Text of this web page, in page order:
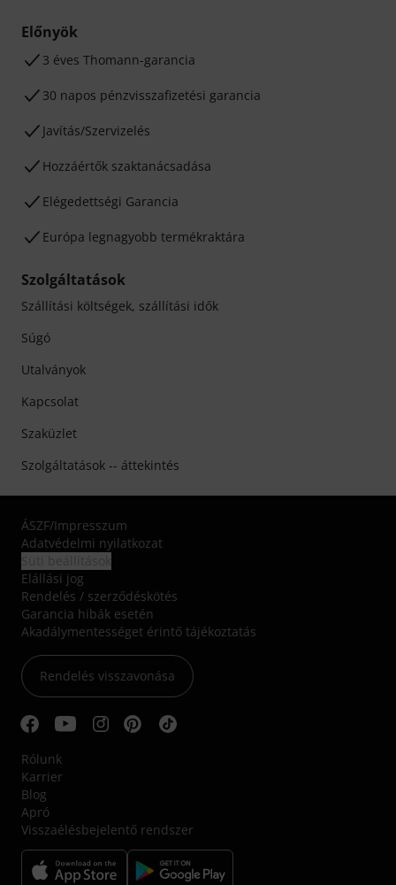
Előnyök
3 éves Thomann-garancia
30 napos pénzvisszafizetési garancia
Javítás/Szervizelés
Hozzáértők szaktanácsadása
Elégedettségi Garancia
Európa legnagyobb termékraktára
Szolgáltatások
Szállítási költségek, szállítási idők
Súgó
Utalványok
Kapcsolat
Szaküzlet
Szolgáltatások -- áttekintés
ÁSZF/Impresszum
Adatvédelmi nyilatkozat
Elállási jog
Rendelés / szerződéskötés
Garancia hibák esetén
Akadálymentességet érintő tájékoztatás
Rendelés visszavonása
Rólunk
Karrier
Blog
Apró
Visszaélésbejelentő rendszer